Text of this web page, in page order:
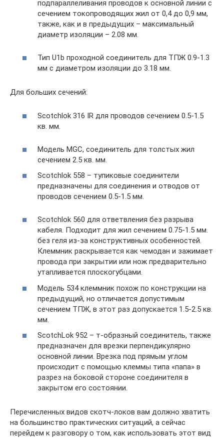
подпараллеливания проводов к основной линии с
сечением токопроводящих жил от 0,4 до 0,9 мм,
также, как и в предыдущих – максимальный
диаметр изоляции – 2.08 мм.
Тип U1b проходной соединитель для ТПЖ 0.9-1.3
мм с диаметром изоляции до 3.18 мм.
Для больших сечений:
Scotchlok 316 IR для проводов сечением 0.5-1.5
кв. мм.
Модель MGC, соединитель для толстых жил
сечением 2.5 кв. мм.
Scotchlok 558 – тупиковые соединители
предназначены для соединения и отводов от
проводов сечением 0.5-1.5 мм.
Scotchlok 560 для ответвления без разрыва
кабеля. Подходит для жил сечением 0.75-1.5 мм.
без геля из-за конструктивных особенностей.
Клеммник раскрывается как чемодан и зажимает
провода при закрытии или нож предварительно
утапливается плоскогубцами.
Модель 534 клеммник похож по конструкции на
предыдущий, но отличается допустимым
сечением ТПЖ, в этот раз допускается 1.5-2.5 кв.
мм.
ScotchLok 952 – т-образный соединитель, также
предназначен для врезки перпендикулярно
основной линии. Врезка под прямым углом
происходит с помощью клеммы типа «папа» в
разрез на боковой стороне соединителя в
закрытом его состоянии.
Перечисленных видов скотч-локов вам должно хватить
на большинство практических ситуаций, а сейчас
перейдем к разговору о том, как использовать этот вид